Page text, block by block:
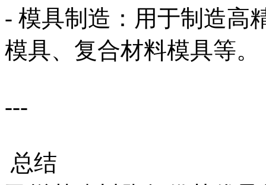
- 模具制造：用于制造高
模具、复合材料模具等。
---
总结